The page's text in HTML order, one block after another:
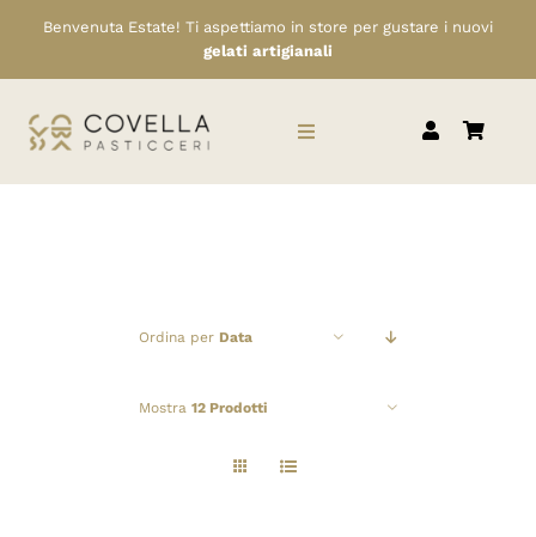
Benvenuta Estate! Ti aspettiamo in store per gustare i nuovi
gelati artigianali
Toggle
Ordina per Data
Mostra 12 Prodotti